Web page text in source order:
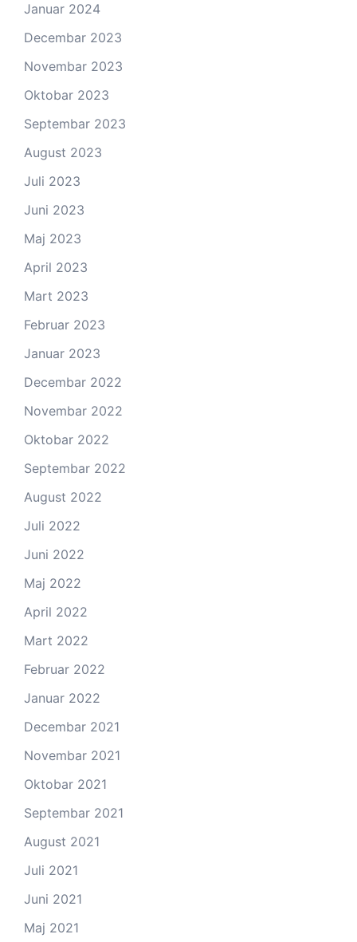
Januar 2024
Decembar 2023
Novembar 2023
Oktobar 2023
Septembar 2023
August 2023
Juli 2023
Juni 2023
Maj 2023
April 2023
Mart 2023
Februar 2023
Januar 2023
Decembar 2022
Novembar 2022
Oktobar 2022
Septembar 2022
August 2022
Juli 2022
Juni 2022
Maj 2022
April 2022
Mart 2022
Februar 2022
Januar 2022
Decembar 2021
Novembar 2021
Oktobar 2021
Septembar 2021
August 2021
Juli 2021
Juni 2021
Maj 2021